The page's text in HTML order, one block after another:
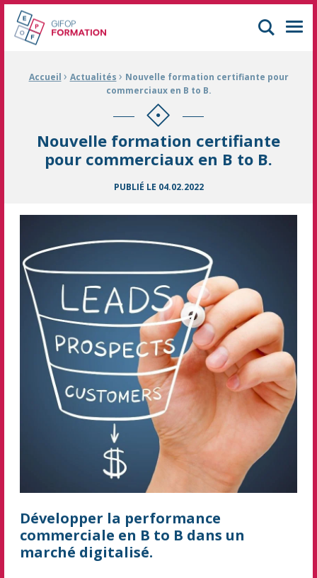
GIFOP Formation Centre de formation continue à Mulhouse
Fil d'Ariane :
Accueil › Actualités › Nouvelle formation certifiante pour
commerciaux en B to B.
Nouvelle formation certifiante
pour commerciaux en B to B.
PUBLIÉ LE 04.02.2022
Développer la performance
commerciale en B to B dans un
marché digitalisé.